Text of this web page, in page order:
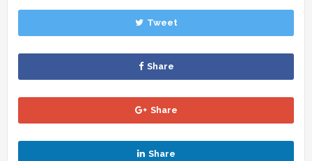
Tweet
Share
Share
Share